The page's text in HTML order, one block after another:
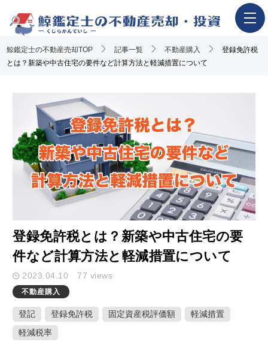
ホーム
一押し査定業者一覧
アンケート調査概要
不動産売却体験談
執筆・監修者
おすすめ記事
Youtube解説記事
キーワード検索
鯨鑑定士の不動産売却TOP 記事一覧 不動産購入
登録免許税
とは？新築や中古住宅の要件など計算方法と軽減措置について
登録免許税とは？新築や中古住宅の要
件など計算方法と軽減措置について
2023.04.10 77 views
不動産購入
登記 登録免許税 固定資産税評価額
軽減措置
軽減税率